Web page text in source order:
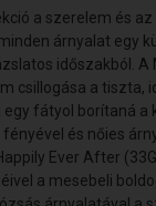
a szerelem és
árnyalat egy
időszakból. A
csillogása a tiszta,
fátyol borítaná a
és nőies
Ever After
a mesebeli